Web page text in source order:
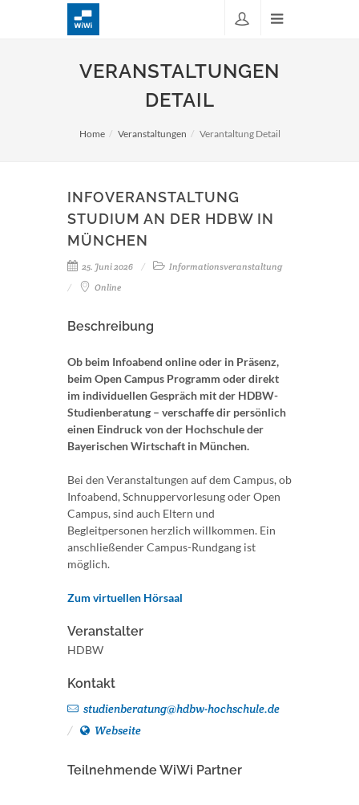
VERANSTALTUNGEN
DETAIL
Home Veranstaltungen Verantaltung Detail
INFOVERANSTALTUNG
STUDIUM AN DER HDBW IN
MÜNCHEN
25. Juni 2026
Informationsveranstaltung
Online
Beschreibung
Ob beim Infoabend online oder in Präsenz,
beim Open Campus Programm oder direkt
im individuellen Gespräch mit der HDBW-
Studienberatung – verschaffe dir persönlich
einen Eindruck von der Hochschule der
Bayerischen Wirtschaft in München.
Bei den Veranstaltungen auf dem Campus, ob
Infoabend, Schnuppervorlesung oder Open
Campus, sind auch Eltern und
Begleitpersonen herzlich willkommen. Ein
anschließender Campus-Rundgang ist
möglich.
Zum virtuellen Hörsaal
Veranstalter
HDBW
Kontakt
studienberatung@hdbw-hochschule.de
Webseite
Teilnehmende WiWi Partner